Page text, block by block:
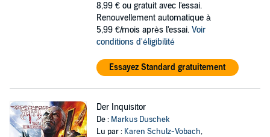
8,99 € ou gratuit avec l'essai.
Renouvellement automatique à
5,99 €/mois après l'essai. Voir
conditions d'éligibilité
Essayez Standard gratuitement
Der Inquisitor
De : Markus Duschek
Lu par : Karen Schulz-Vobach,